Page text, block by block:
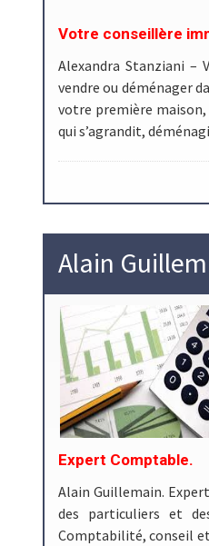
Votre conseillère
Alexandra Stanziani –
vendre ou déménager
votre première
qui s’agrandit,
Alain
Expert Comptable.
Alain Guillemain.
des particuliers et
Comptabilité, conseil